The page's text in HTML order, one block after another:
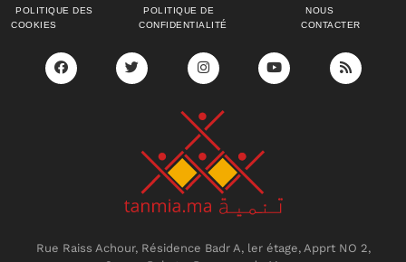
POLITIQUE DES
COOKIES
POLITIQUE DE
CONFIDENTIALITÉ
NOUS
CONTACTER
Rue Raiss Achour, Résidence Badr A, ler étage, Apprt NO 2,